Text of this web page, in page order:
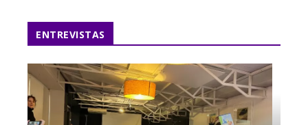
ENTREVISTAS